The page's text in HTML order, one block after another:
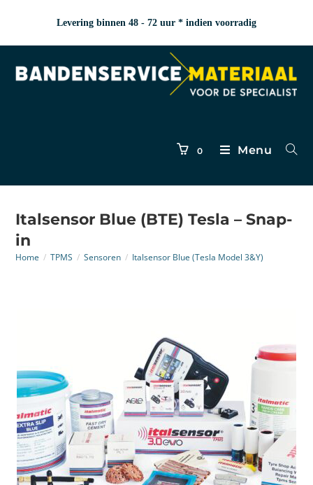
Levering binnen 48 - 72 uur * indien voorradig
0 Menu
Italsensor Blue (BTE) Tesla – Snap-
in
Home / TPMS / Sensoren / Italsensor Blue (Tesla Model 3&Y)